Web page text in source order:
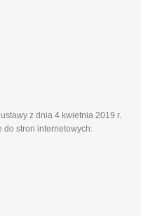
z dnia 4 kwietnia 2019 r.
do stron internetowych: